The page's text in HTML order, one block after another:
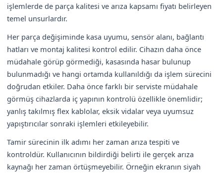
işlemlerde de parça kalitesi ve arıza kapsamı fiyatı belirleyen
temel unsurlardır.
Her parça değişiminde kasa uyumu, sensör alanı, bağlantı
hatları ve montaj kalitesi kontrol edilir. Cihazın daha önce
müdahale görüp görmediği, kasasında hasar bulunup
bulunmadığı ve hangi ortamda kullanıldığı da işlem sürecini
doğrudan etkiler. Daha önce farklı bir serviste müdahale
görmüş cihazlarda iç yapının kontrolü özellikle önemlidir;
yanlış takılmış flex kablolar, eksik vidalar veya uyumsuz
yapıştırıcılar sonraki işlemleri etkileyebilir.
Tamir sürecinin ilk adımı her zaman arıza tespiti ve
kontroldür. Kullanıcının bildirdiği belirti ile gerçek arıza
kaynağı her zaman örtüşmeyebilir. Örneğin ekranın siyah